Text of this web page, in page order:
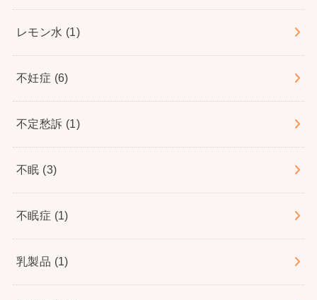
レモン水 (1)
不妊症 (6)
不定愁訴 (1)
不眠 (3)
不眠症 (1)
乳製品 (1)